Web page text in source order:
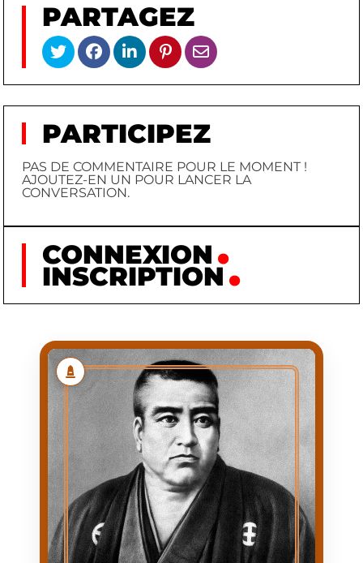
PARTAGEZ
PARTICIPEZ
PAS DE COMMENTAIRE POUR LE MOMENT !
AJOUTEZ-EN UN POUR LANCER LA
CONVERSATION.
CONNEXION
INSCRIPTION
SAIGŌ TAKAMORI
NOM
SAIGŌ
PRÉNOM
TAKAMORI
NAISSANCE
1827/12/07
MORT
1877/09/24
PREMIÈRE
APPARITION
NAISSANCE À
KAGOSHIMA (DOMAINE
DE SATSUMA)
DATE
D'APPARITION
1828/01/23
ACTIVITÉ
SAMOURAÏ, HOMME
D'ÉTAT, CHEF